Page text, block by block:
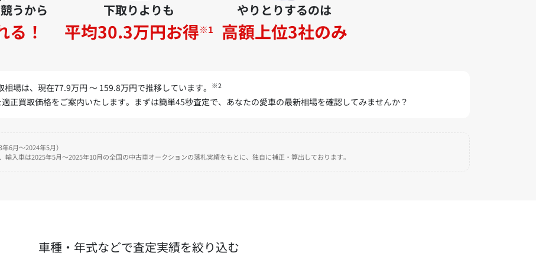
うから
る！
下取りよりも
平均30.3万円お得※1
やりとりするのは
高額上位3社のみ
場は、現在77.9万円 ～ 159.8万円で推移しています。 ※2
正買取価格をご案内いたします。まずは簡単45秒査定で、あなたの愛車の最新相場を確認してみませんか？
6月～2024年5月）
入車は2025年5月～2025年10月の全国の中古車オークションの落札実績をもとに、独自に補正・算出しております。
車種・年式などで査定実績を絞り込む